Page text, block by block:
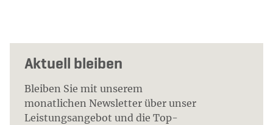
Aktuell bleiben
Bleiben Sie mit unserem
monatlichen Newsletter über unser
Leistungsangebot und die Top-